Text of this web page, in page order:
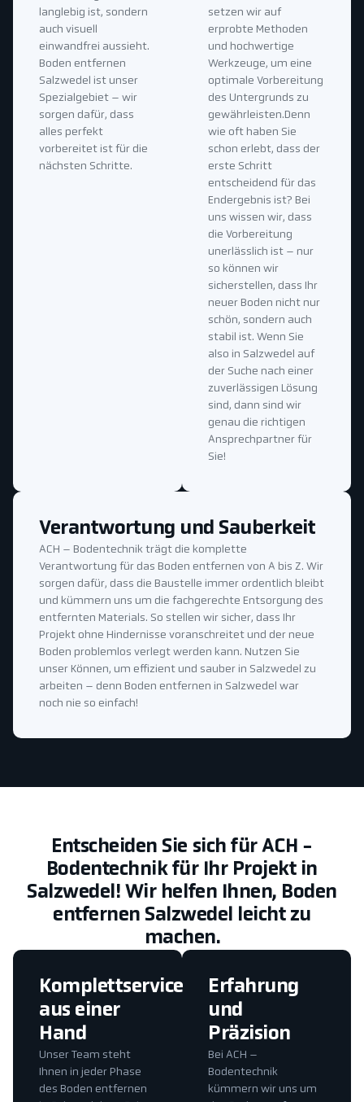
setzen wir auf
erprobte Methoden
und hochwertige
Werkzeuge, um eine
optimale Vorbereitung
des Untergrunds zu
gewährleisten.Denn
wie oft haben Sie
schon erlebt, dass der
erste Schritt
entscheidend für das
Endergebnis ist? Bei
uns wissen wir, dass
die Vorbereitung
unerlässlich ist – nur
so können wir
sicherstellen, dass Ihr
neuer Boden nicht nur
schön, sondern auch
stabil ist. Wenn Sie
also in Salzwedel auf
der Suche nach einer
zuverlässigen Lösung
sind, dann sind wir
genau die richtigen
Ansprechpartner für
Sie!
langlebig ist, sondern
auch visuell
einwandfrei aussieht.
Boden entfernen
Salzwedel ist unser
Spezialgebiet – wir
sorgen dafür, dass
alles perfekt
vorbereitet ist für die
nächsten Schritte.
Verantwortung und Sauberkeit
ACH – Bodentechnik trägt die komplette
Verantwortung für das Boden entfernen von A bis Z. Wir
sorgen dafür, dass die Baustelle immer ordentlich bleibt
und kümmern uns um die fachgerechte Entsorgung des
entfernten Materials. So stellen wir sicher, dass Ihr
Projekt ohne Hindernisse voranschreitet und der neue
Boden problemlos verlegt werden kann. Nutzen Sie
unser Können, um effizient und sauber in Salzwedel zu
arbeiten – denn Boden entfernen in Salzwedel war
noch nie so einfach!
Entscheiden Sie sich für ACH -
Bodentechnik für Ihr Projekt in
Salzwedel! Wir helfen Ihnen, Boden
entfernen Salzwedel leicht zu
machen.
Erfahrung
und
Präzision
Bei ACH –
Bodentechnik
kümmern wir uns um
Komplettservice
aus einer
Hand
Unser Team steht
Ihnen in jeder Phase
des Boden entfernen